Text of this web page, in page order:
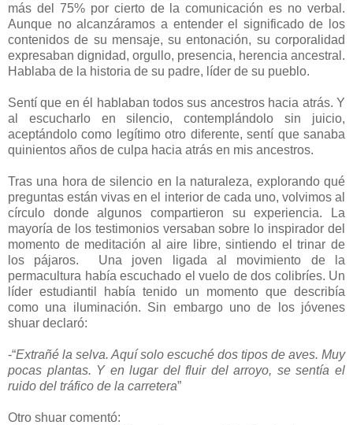
más del 75% por cierto de la comunicación es no verbal.
Aunque no alcanzáramos a entender el significado de los
contenidos de su mensaje, su entonación, su corporalidad
expresaban dignidad, orgullo, presencia, herencia ancestral.
Hablaba de la historia de su padre, líder de su pueblo.
Sentí que en él hablaban todos sus ancestros hacia atrás. Y
al escucharlo en silencio, contemplándolo sin juicio,
aceptándolo como legítimo otro diferente, sentí que sanaba
quinientos años de culpa hacia atrás en mis ancestros.
Tras una hora de silencio en la naturaleza, explorando qué
preguntas están vivas en el interior de cada uno, volvimos al
círculo donde algunos compartieron su experiencia. La
mayoría de los testimonios versaban sobre lo inspirador del
momento de meditación al aire libre, sintiendo el trinar de
los pájaros. Una joven ligada al movimiento de la
permacultura había escuchado el vuelo de dos colibríes. Un
líder estudiantil había tenido un momento que describía
como una iluminación. Sin embargo uno de los jóvenes
shuar declaró:
-“Extrañé la selva. Aquí solo escuché dos tipos de aves. Muy
pocas plantas. Y en lugar del fluir del arroyo, se sentía el
ruido del tráfico de la carretera”
Otro shuar comentó: